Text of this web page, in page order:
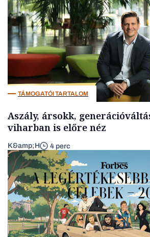
TÁMOGATÓI TARTALOM
Aszály, ársokk,
viharban is előre néz
K&amp;H 4 perc